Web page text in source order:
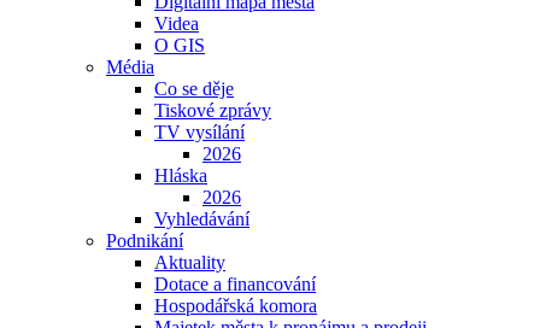
Videa
O GIS
Média
Co se děje
Tiskové zprávy
TV vysílání
2026
Hláska
2026
Vyhledávání
Podnikání
Aktuality
Dotace a financování
Hospodářská komora